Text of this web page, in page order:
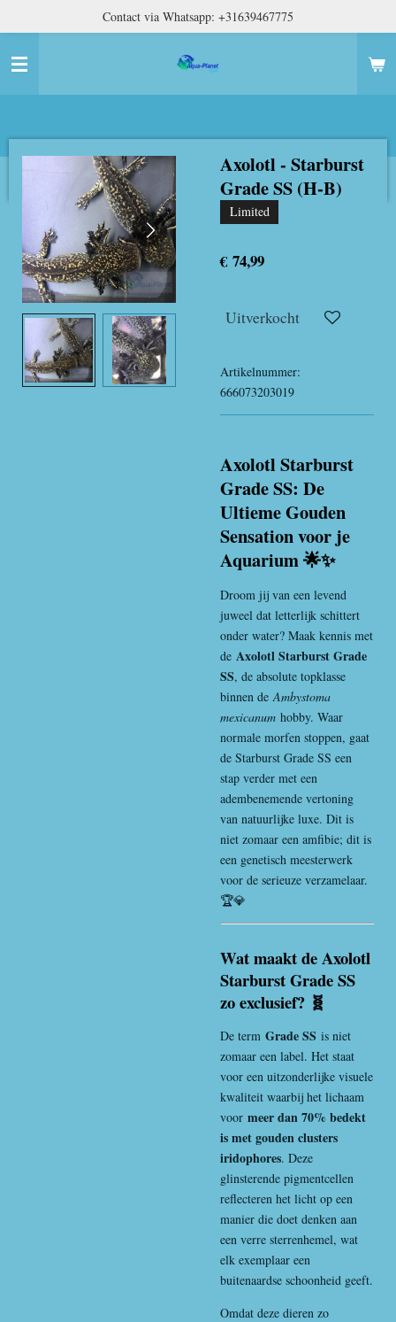
naar
hoofdinhoud
Contact via Whatsapp: +31639467775
Axolotl - Starburst
Grade SS (H-B)
Limited
€ 74,99
Uitverkocht
Artikelnummer:
666073203019
Axolotl Starburst
Grade SS: De
Ultieme Gouden
Sensation voor je
Aquarium 🌟✨
Droom jij van een levend
juweel dat letterlijk schittert
onder water? Maak kennis met
de Axolotl Starburst Grade
SS, de absolute topklasse
binnen de Ambystoma
mexicanum hobby. Waar
normale morfen stoppen, gaat
de Starburst Grade SS een
stap verder met een
adembenemende vertoning
van natuurlijke luxe. Dit is
niet zomaar een amfibie; dit is
een genetisch meesterwerk
voor de serieuze verzamelaar.
🏆💎
Wat maakt de Axolotl
Starburst Grade SS
zo exclusief? 🧬
De term Grade SS is niet
zomaar een label. Het staat
voor een uitzonderlijke visuele
kwaliteit waarbij het lichaam
voor meer dan 70% bedekt
is met gouden clusters
iridophores. Deze
glinsterende pigmentcellen
reflecteren het licht op een
manier die doet denken aan
een verre sterrenhemel, wat
elk exemplaar een
buitenaardse schoonheid geeft.
Omdat deze dieren zo